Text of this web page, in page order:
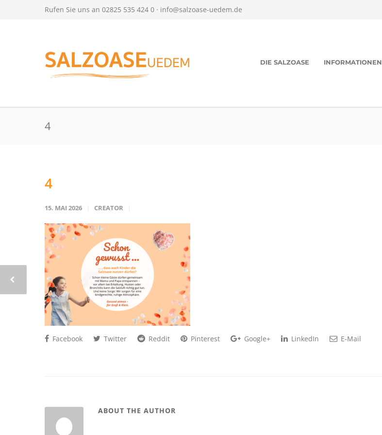
Rufen Sie uns an 02825 535 424 0 · info@salzoase-uedem.de
DIE SALZOASE INFORMATIONEN
4
4
15. MAI 2026 CREATOR
Facebook Twitter Reddit Pinterest Google+ LinkedIn E-Mail
ABOUT THE AUTHOR